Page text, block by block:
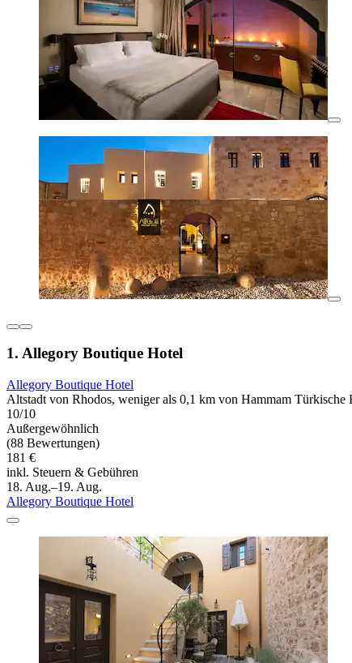
1. Allegory Boutique Hotel
Allegory Boutique Hotel
Altstadt von Rhodos, weniger als 0,1 km von Hammam Türkische
10/10
Außergewöhnlich
(88 Bewertungen)
181 €
inkl. Steuern & Gebühren
18. Aug.–19. Aug.
Allegory Boutique Hotel